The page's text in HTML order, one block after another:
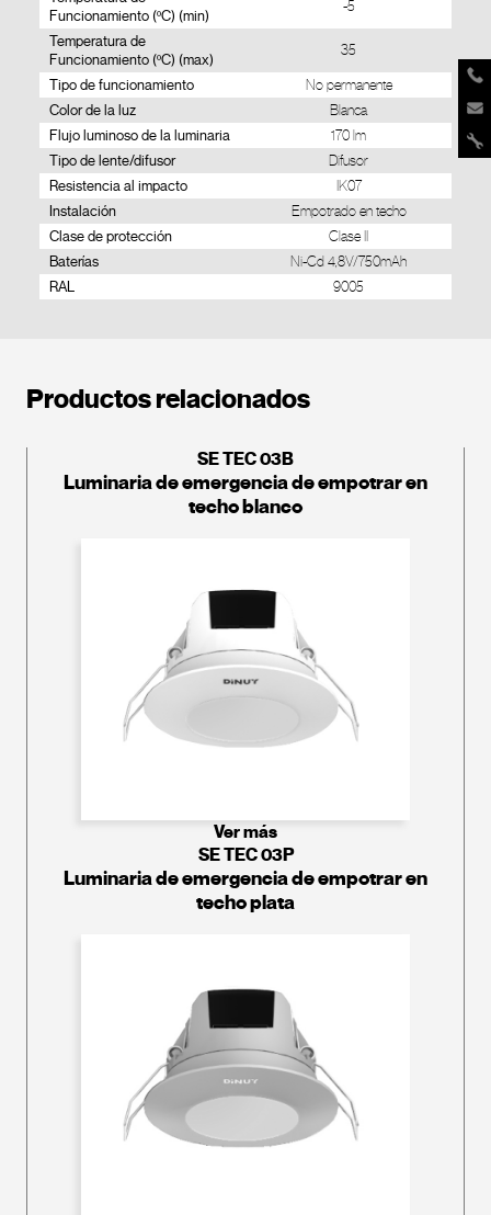
Funcionamiento (ºC) (min)
-5
Temperatura de
Funcionamiento (ºC) (max)
35
Tipo de funcionamiento No permanente
Color de la luz Blanca
Flujo luminoso de la luminaria 170 lm
Tipo de lente/difusor Difusor
Resistencia al impacto IK07
Instalación Empotrado en techo
Clase de protección Clase II
Baterías Ni-Cd 4,8V/750mAh
RAL 9005
Productos relacionados
SE TEC 03B
Luminaria de emergencia de empotrar en
techo blanco
Ver más
SE TEC 03P
Luminaria de emergencia de empotrar en
techo plata